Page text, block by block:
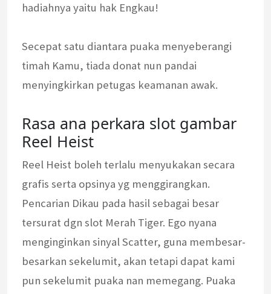
hadiahnya yaitu hak Engkau!
Secepat satu diantara puaka menyeberangi
timah Kamu, tiada donat nun pandai
menyingkirkan petugas keamanan awak.
Rasa ana perkara slot gambar
Reel Heist
Reel Heist boleh terlalu menyukakan secara
grafis serta opsinya yg menggirangkan.
Pencarian Dikau pada hasil sebagai besar
tersurat dgn slot Merah Tiger. Ego nyana
menginginkan sinyal Scatter, guna membesar-
besarkan sekelumit, akan tetapi dapat kami
pun sekelumit puaka nan memegang. Puaka